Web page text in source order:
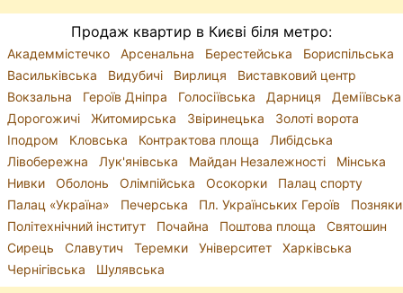
Продаж квартир в Києві біля метро:
Академмістечко Арсенальна Берестейська
Бориспільська
Васильківська
Видубичі Вирлиця
Виставковий центр
Вокзальна
Героїв Дніпра Голосіївська Дарниця
Деміївська
Дорогожичі
Житомирська Звіринецька
Золоті ворота
Іподром
Кловська Контрактова площа
Либідська
Лівобережна
Лук'янівська Майдан Незалежності
Мінська
Нивки
Оболонь Олімпійська Осокорки
Палац спорту
Палац «Україна»
Печерська Пл. Українських Героїв
Позняки
Політехнічний інститут
Почайна Поштова площа
Святошин
Сирець
Славутич Теремки Університет
Харківська
Чернігівська
Шулявська